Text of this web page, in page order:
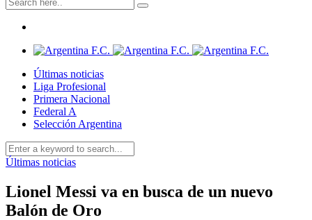
Últimas noticias
Liga Profesional
Primera Nacional
Federal A
Selección Argentina
Últimas noticias
Lionel Messi va en busca de un nuevo
Balón de Oro